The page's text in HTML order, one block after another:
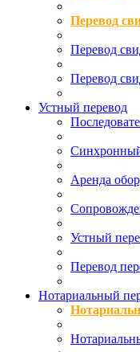
Перевод
Перевод
Перевод
Устный перевод
Аренда
Устный
Перевод
Нотариальный